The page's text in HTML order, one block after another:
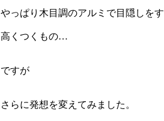
やっぱり木目調のアルミで目隠しを
高くつくもの…
ですが
さらに発想を変えてみました。